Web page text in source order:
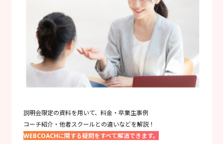
説明会限定の資料を用いて、料金・卒業生事例
コーチ紹介・他者スクールとの違いなどを解説！
WEBCOACHに関する疑問をすべて解消できます。